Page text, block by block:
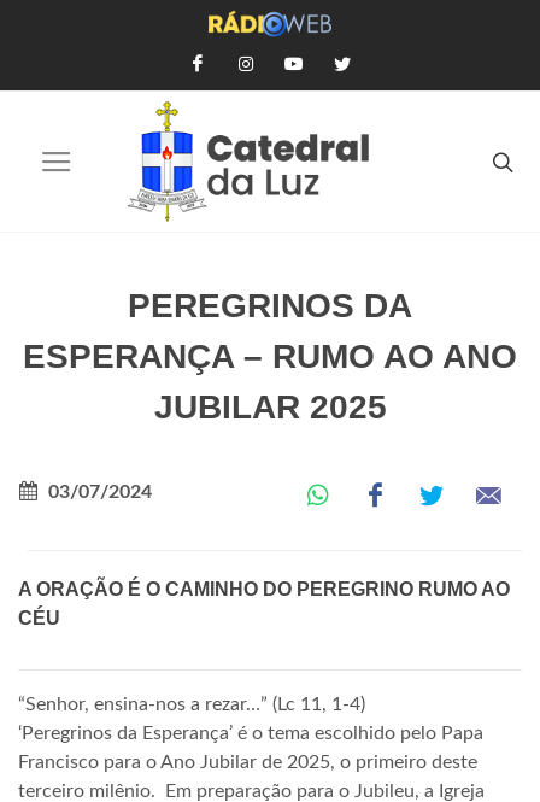
PEREGRINOS DA
ESPERANÇA – RUMO AO ANO
JUBILAR 2025
03/07/2024
A ORAÇÃO É O CAMINHO DO PEREGRINO RUMO AO
CÉU
“Senhor, ensina-nos a rezar…” (Lc 11, 1-4)
‘Peregrinos da Esperança’ é o tema escolhido pelo Papa
Francisco para o Ano Jubilar de 2025, o primeiro deste
terceiro milênio. Em preparação para o Jubileu, a Igreja